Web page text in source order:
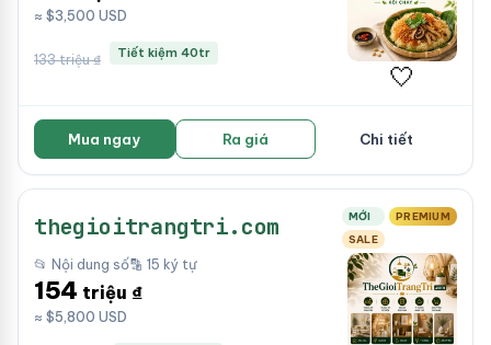
≈ $3,500 USD
133 triệu ₫ Tiết kiệm 40tr
🤍
Mua ngay Ra giá Chi tiết
thegioitrangtri.com MỚI
PREMIUM
SALE
📂 Nội dung số🔡 15 ký tự
154 triệu ₫
≈ $5,800 USD